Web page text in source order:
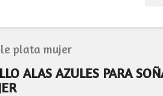
plata mujer
ALAS AZULES PARA